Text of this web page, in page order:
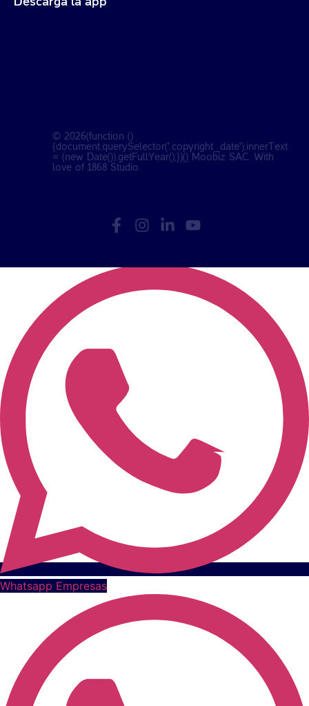
© 2026(function ()
{document.querySelector('.copyright_date').innerText
= (new Date()).getFullYear();})() Moobiz SAC. With
love of1868 Studio
Whatsapp Empresas